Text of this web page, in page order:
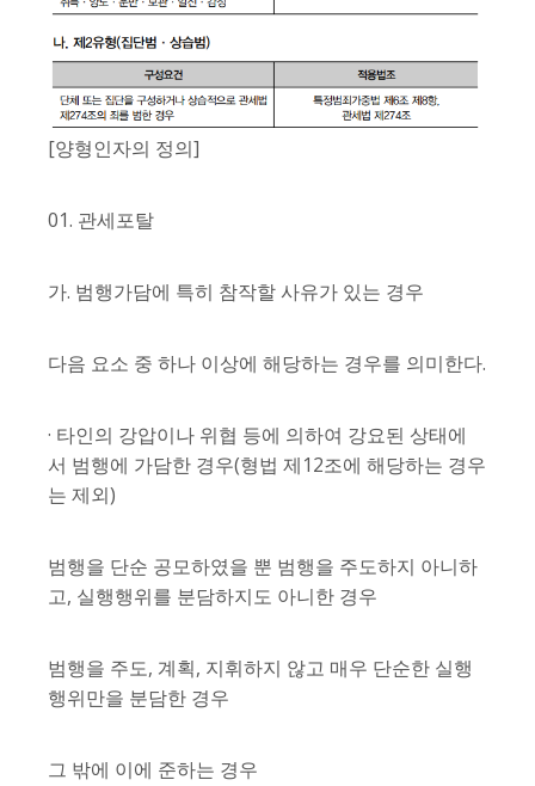
[양형인자의 정의]
01. 관세포탈
가. 범행가담에 특히 참작할 사유가 있는 경우
다음 요소 중 하나 이상에 해당하는 경우를 의미한다.
· 타인의 강압이나 위협 등에 의하여 강요된 상태에
서 범행에 가담한 경우(형법 제12조에 해당하는 경우
는 제외)
범행을 단순 공모하였을 뿐 범행을 주도하지 아니하
고, 실행행위를 분담하지도 아니한 경우
범행을 주도, 계획, 지휘하지 않고 매우 단순한 실행
행위만을 분담한 경우
그 밖에 이에 준하는 경우